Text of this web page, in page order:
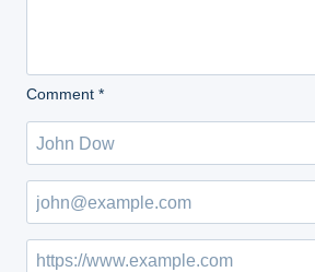
Comment *